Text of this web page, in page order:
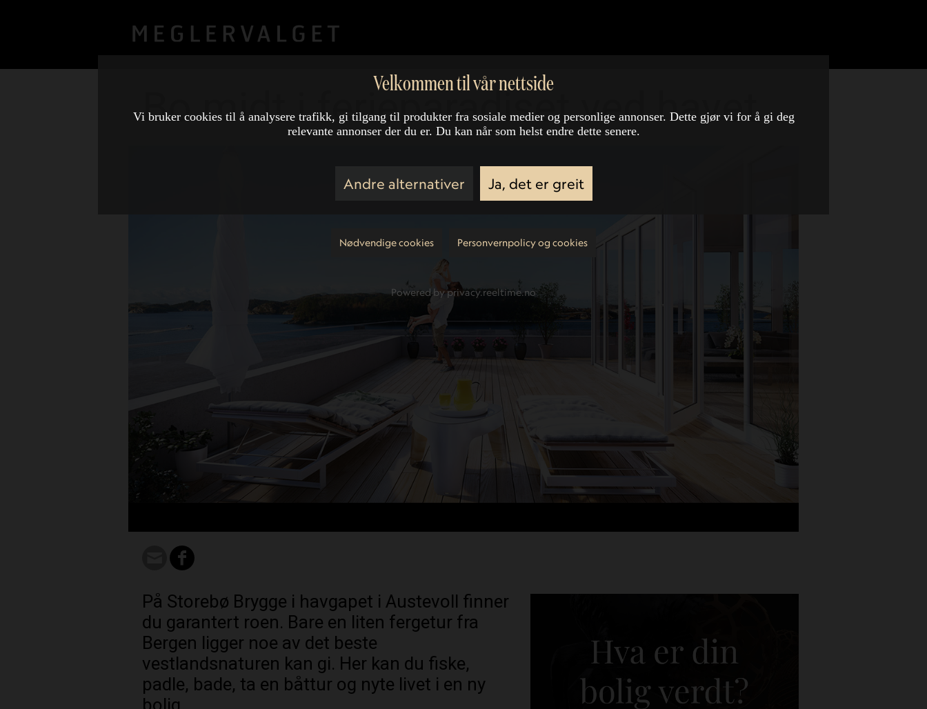
Bo midt i ferieparadiset ved havet
På Storebø Brygge i havgapet i Austevoll finner
du garantert roen. Bare en liten fergetur fra
Bergen ligger noe av det beste
vestlandsnaturen kan gi. Her kan du fiske,
padle, bade, ta en båttur og nyte livet i en ny
Velkommen til vår nettside
Vi bruker cookies til å analysere trafikk, gi tilgang til produkter fra sosiale medier og personlige annonser. Dette gjør vi for å gi deg
relevante annonser der du er. Du kan når som helst endre dette senere.
Andre alternativer Ja, det er greit
Nødvendige cookies Personvernpolicy og cookies
Powered by privacy.reeltime.no